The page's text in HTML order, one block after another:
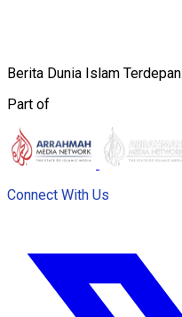
Berita Dunia Islam Terdepan
Part of
Connect With Us